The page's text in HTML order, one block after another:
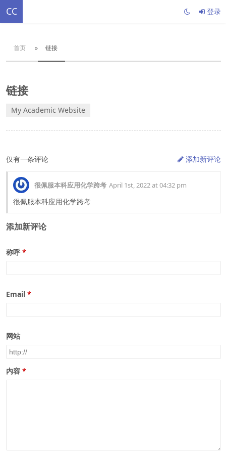
CC 登录
首页 » 链接
链接
My Academic Website
仅有一条评论 添加新评论
很佩服本科应用化学跨考 April 1st, 2022 at 04:32 pm
很佩服本科应用化学跨考
添加新评论
称呼
Email
网站
内容